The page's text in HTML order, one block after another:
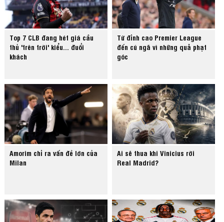
Top 7 CLB đang hét giá cầu
thủ 'trên trời' kiểu... đuổi
khách
Từ đỉnh cao Premier League
đến cú ngã vì những quả phạt
góc
Amorim chỉ ra vấn đề lớn của
Milan
Ai sẽ thua khi Vinicius rời
Real Madrid?